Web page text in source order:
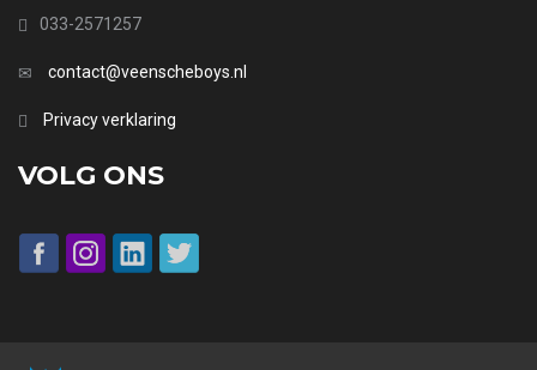
033-2571257
contact@veenscheboys.nl
Privacy verklaring
VOLG ONS